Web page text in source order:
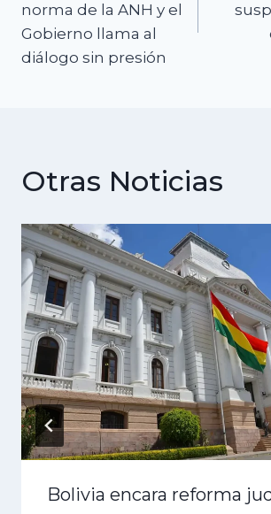
entradas
norma de la ANH y el
Gobierno llama al
diálogo sin presión
Otras Noticias
Bolivia encara reforma